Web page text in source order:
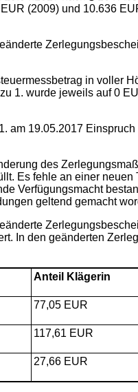
(2009) und 10.636
in voller
1. wurde jeweils auf 0
19.05.2017
des
Es fehle an einer
Verfügungsmacht
geltend gemacht
In den geänderten
Anteil Klägerin
77,05 EUR
117,61 EUR
27,66 EUR